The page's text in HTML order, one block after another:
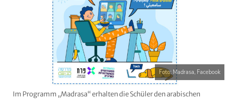
Foto: Madrasa, Facebook
Im Programm „Madrasa“ erhalten die Schüler den arabischen